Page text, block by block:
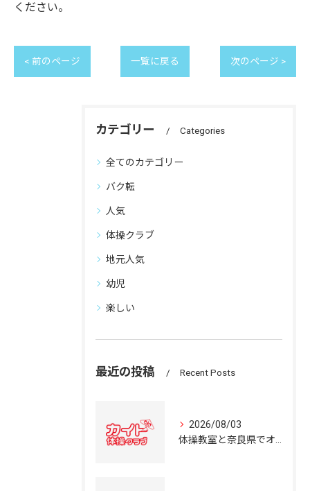
ください。
< 前のページ 一覧に戻る 次のページ >
カテゴリー Categories
全てのカテゴリー
バク転
人気
体操クラブ
地元人気
幼児
楽しい
最近の投稿 Recent Posts
2026/08/03